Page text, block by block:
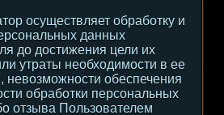
осуществляет обработку и
данных
до достижения цели их
утраты необходимости в ее
невозможности обеспечения
обработки персональных
отзыва Пользователем